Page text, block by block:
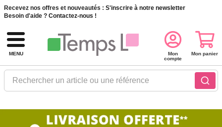
Recevez nos offres et nouveautés : S'inscrire à notre newsletter
Besoin d'aide ? Contactez-nous !
MENU
Rechercher un article ou une référence
Mon
compte
Mon panier